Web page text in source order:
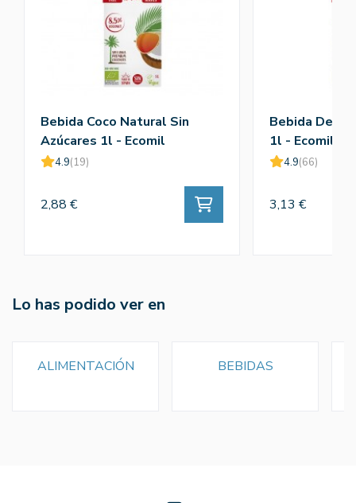
Bebida Coco Natural Sin
Azúcares 1l - Ecomil
4.9(19)
2,88 €
Bebida De
1l - Ecomil
4.9(66)
3,13 €
Lo has podido ver en
ALIMENTACIÓN BEBIDAS